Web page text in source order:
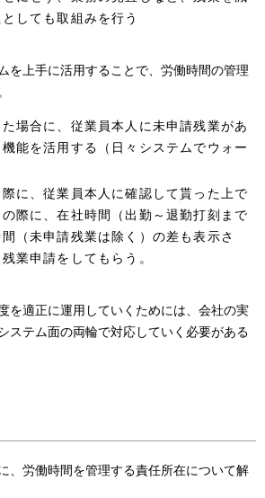
しても取組みを行う
を上手に活用することで、労働時間の管理
場合に、従業員本人に未申請残業があ
能を活用する（日々システムでウォー
に、従業員本人に確認して貰った上で
際に、在社時間（出勤～退勤打刻まで
（未申請残業は除く）の差も表示さ
業申請をしてもらう。
を適正に運用していくためには、会社の実
ステム面の両輪で対応していく必要がある
、労働時間を管理する責任所在について解